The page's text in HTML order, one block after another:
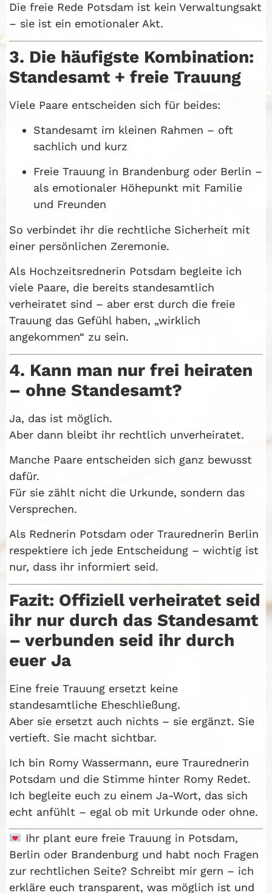
Die freie Rede Potsdam ist kein Verwaltungsakt
– sie ist ein emotionaler Akt.
3. Die häufigste Kombination:
Standesamt + freie Trauung
Viele Paare entscheiden sich für beides:
Standesamt im kleinen Rahmen – oft
sachlich und kurz
Freie Trauung in Brandenburg oder Berlin –
als emotionaler Höhepunkt mit Familie
und Freunden
So verbindet ihr die rechtliche Sicherheit mit
einer persönlichen Zeremonie.
Als Hochzeitsrednerin Potsdam begleite ich
viele Paare, die bereits standesamtlich
verheiratet sind – aber erst durch die freie
Trauung das Gefühl haben, „wirklich
angekommen“ zu sein.
4. Kann man nur frei heiraten
– ohne Standesamt?
Ja, das ist möglich.
Aber dann bleibt ihr rechtlich unverheiratet.
Manche Paare entscheiden sich ganz bewusst
dafür.
Für sie zählt nicht die Urkunde, sondern das
Versprechen.
Als Rednerin Potsdam oder Traurednerin Berlin
respektiere ich jede Entscheidung – wichtig ist
nur, dass ihr informiert seid.
Fazit: Offiziell verheiratet seid
ihr nur durch das Standesamt
– verbunden seid ihr durch
euer Ja
Eine freie Trauung ersetzt keine
standesamtliche Eheschließung.
Aber sie ersetzt auch nichts – sie ergänzt. Sie
vertieft. Sie macht sichtbar.
Ich bin Romy Wassermann, eure Traurednerin
Potsdam und die Stimme hinter Romy Redet.
Ich begleite euch zu einem Ja-Wort, das sich
echt anfühlt – egal ob mit Urkunde oder ohne.
Ihr plant eure freie Trauung in Potsdam,
Berlin oder Brandenburg und habt noch Fragen
zur rechtlichen Seite? Schreibt mir gern – ich
erkläre euch transparent, was möglich ist und